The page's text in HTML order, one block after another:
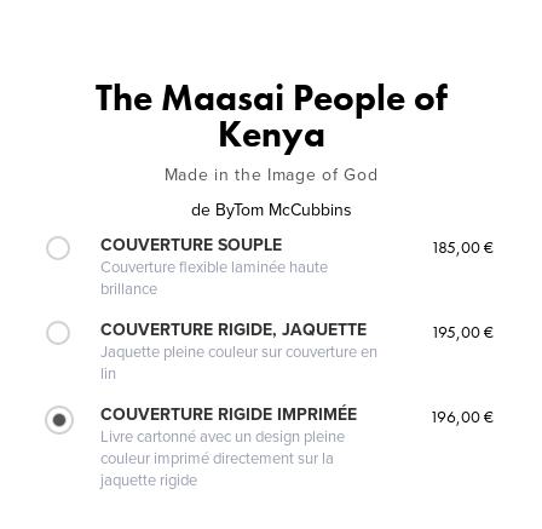
The Maasai People of
Kenya
Made in the Image of God
de ByTom McCubbins
COUVERTURE SOUPLE
Couverture flexible laminée haute
brillance
185,00 €
COUVERTURE RIGIDE, JAQUETTE
Jaquette pleine couleur sur couverture en
lin
195,00 €
COUVERTURE RIGIDE IMPRIMÉE
Livre cartonné avec un design pleine
couleur imprimé directement sur la
jaquette rigide
196,00 €